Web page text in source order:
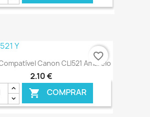
€ ONLINE
Canon CLI521 Amarelo
2,10 €
 COMPRAR
favorite_border